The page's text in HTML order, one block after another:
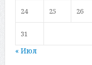
24 25 26
31
« Июл